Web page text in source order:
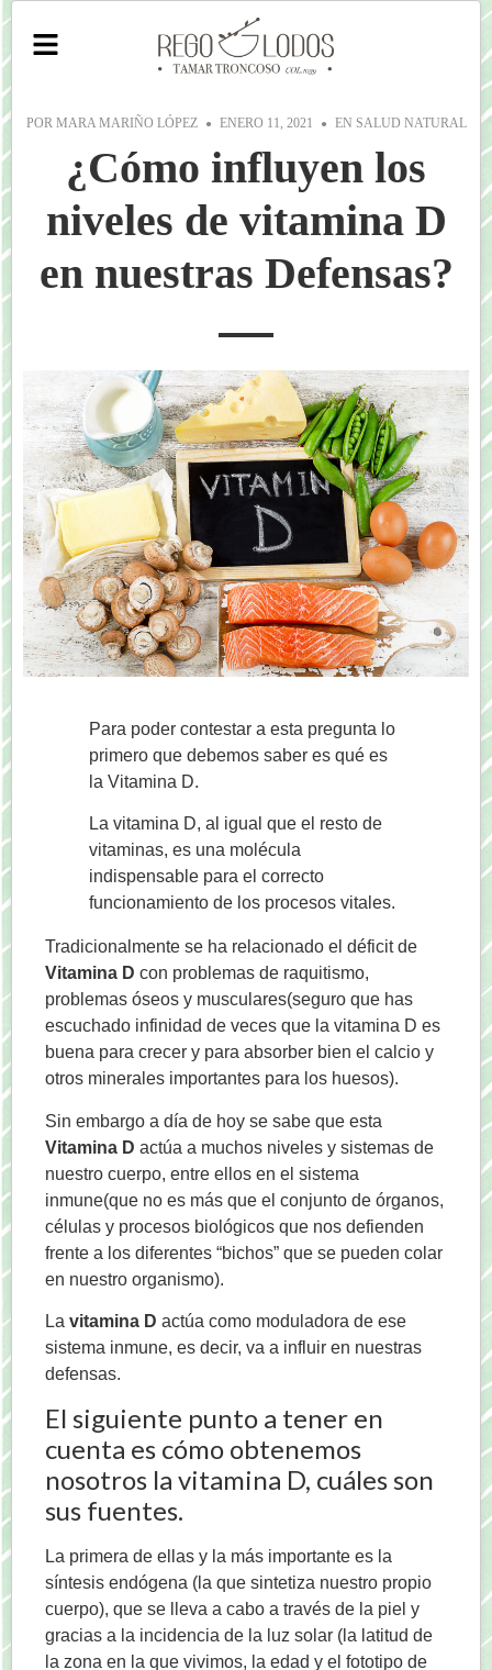
POR MARA MARIÑO LÓPEZ ENERO 11, 2021 EN SALUD NATURAL
¿Cómo influyen los
niveles de vitamina D
en nuestras Defensas?
Para poder contestar a esta pregunta lo
primero que debemos saber es qué es
la Vitamina D.
La vitamina D, al igual que el resto de
vitaminas, es una molécula
indispensable para el correcto
funcionamiento de los procesos vitales.
Tradicionalmente se ha relacionado el déficit de
Vitamina D con problemas de raquitismo,
problemas óseos y musculares(seguro que has
escuchado infinidad de veces que la vitamina D es
buena para crecer y para absorber bien el calcio y
otros minerales importantes para los huesos).
Sin embargo a día de hoy se sabe que esta
Vitamina D actúa a muchos niveles y sistemas de
nuestro cuerpo, entre ellos en el sistema
inmune(que no es más que el conjunto de órganos,
células y procesos biológicos que nos defienden
frente a los diferentes “bichos” que se pueden colar
en nuestro organismo).
La vitamina D actúa como moduladora de ese
sistema inmune, es decir, va a influir en nuestras
defensas.
El siguiente punto a tener en
cuenta es cómo obtenemos
nosotros la vitamina D, cuáles son
sus fuentes.
La primera de ellas y la más importante es la
síntesis endógena (la que sintetiza nuestro propio
cuerpo), que se lleva a cabo a través de la piel y
gracias a la incidencia de la luz solar (la latitud de
la zona en la que vivimos, la edad y el fototipo de